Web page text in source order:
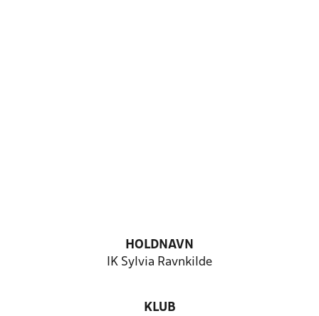
HOLDNAVN
IK Sylvia Ravnkilde
KLUB